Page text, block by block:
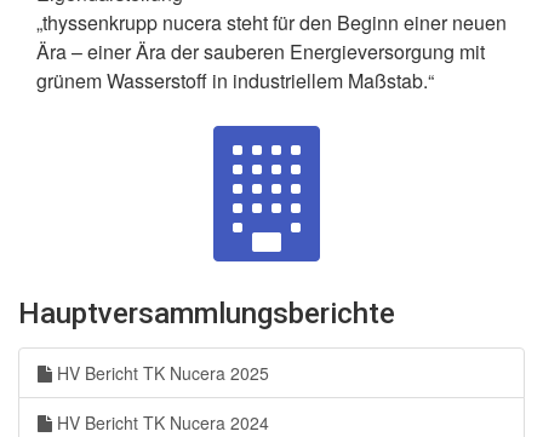
„thyssenkrupp nucera steht für den Beginn einer neuen
Ära – einer Ära der sauberen Energieversorgung mit
grünem Wasserstoff in industriellem Maßstab.“
Hauptversammlungsberichte
HV Bericht TK Nucera 2025
HV Bericht TK Nucera 2024